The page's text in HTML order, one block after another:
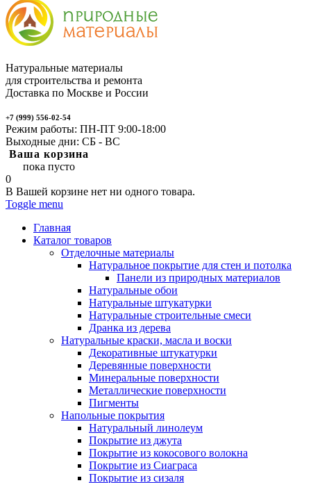
Натуральные материалы
для строительства и ремонта
Доставка по Москве и России
+7 (999) 556-02-54
Режим работы: ПН-ПТ 9:00-18:00
Выходные дни: СБ - ВС
Ваша корзина
пока пусто
0
В Вашей корзине нет ни одного товара.
Toggle menu
Главная
Каталог товаров
Отделочные материалы
Натуральное покрытие для стен и потолка
Панели из природных материалов
Натуральные обои
Натуральные штукатурки
Натуральные строительные смеси
Дранка из дерева
Натуральные краски, масла и воски
Декоративные штукатурки
Деревянные поверхности
Минеральные поверхности
Металлические поверхности
Пигменты
Напольные покрытия
Натуральный линолеум
Покрытие из джута
Покрытие из кокосового волокна
Покрытие из Сиаграса
Покрытие из сизаля